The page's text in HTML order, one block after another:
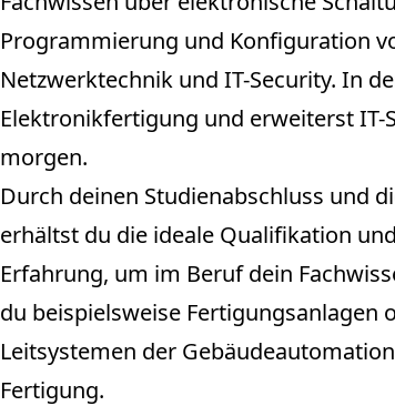
Programmierung und Konfiguration
Netzwerktechnik und IT-Security. In
Elektronikfertigung und erweiterst IT-
morgen.
Durch deinen Studienabschluss und
erhältst du die ideale Qualifikation
Erfahrung, um im Beruf dein
du beispielsweise Fertigungsanlagen
Leitsystemen der
Fertigung.